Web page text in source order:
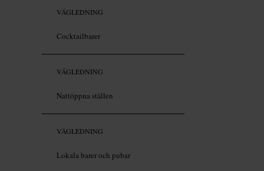
VÄGLEDNING
Cocktailbarer
VÄGLEDNING
Nattöppna ställen
VÄGLEDNING
Lokala barer och pubar